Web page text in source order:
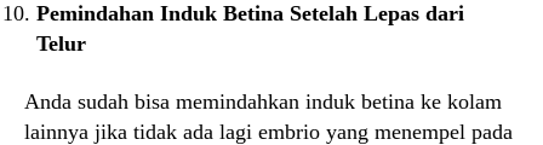
Pemindahan Induk Betina Setelah Lepas dari
Telur
Anda sudah bisa memindahkan induk betina ke kolam
lainnya jika tidak ada lagi embrio yang menempel pada